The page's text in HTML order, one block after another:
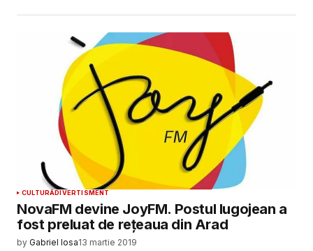
CULTURĂDIVERTISMENT
NovaFM devine JoyFM. Postul lugojean a
fost preluat de reţeaua din Arad
by Gabriel Iosa13 martie 2019